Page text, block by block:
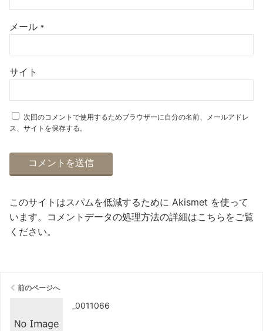
メール *
サイト
次回のコメントで使用するためブラウザーに自分の名前、メールアドレ
ス、サイトを保存する。
このサイトはスパムを低減するために Akismet を使って
います。 コメントデータの処理方法の詳細はこちらをご覧
ください。
前のページへ
_0011066